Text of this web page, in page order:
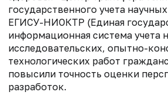
государственного учета
ЕГИСУ-НИОКТР (Единая
информационная система учета
исследовательских, опытно-
технологических работ
повысили точность оценки
разработок.